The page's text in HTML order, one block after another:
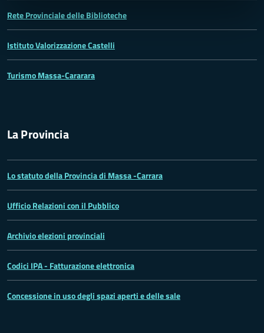
Rete Provinciale delle Biblioteche
Istituto Valorizzazione Castelli
Turismo Massa-Cararara
La Provincia
Lo statuto della Provincia di Massa -Carrara
Ufficio Relazioni con il Pubblico
Archivio elezioni provinciali
Codici IPA - Fatturazione elettronica
Concessione in uso degli spazi aperti e delle sale